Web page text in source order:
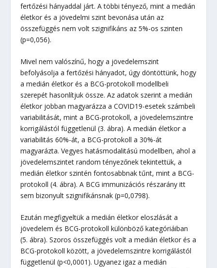
fertőzési hányaddal járt. A többi tényező, mint a medián
életkor és a jövedelmi szint bevonása után az
összefüggés nem volt szignifikáns az 5%-os szinten
(p=0,056).
Mivel nem valószínű, hogy a jövedelemszint
befolyásolja a fertőzési hányadot, úgy döntöttünk, hogy
a medián életkor és a BCG-protokoll modellbeli
szerepét hasonlítjuk össze. Az adatok szerint a medián
életkor jobban magyarázza a COVID19-esetek számbeli
variabilitását, mint a BCG-protokoll, a jövedelemszintre
korrigálástól függetlenül (3. ábra). A medián életkor a
variabilitás 60%-át, a BCG-protokoll a 30%-át
magyarázta. Vegyes hatásmodalitású modellben, ahol a
jövedelemszintet random tényezőnek tekintettük, a
medián életkor szintén fontosabbnak tűnt, mint a BCG-
protokoll (4. ábra). A BCG immunizációs részarány itt
sem bizonyult szignifikánsnak (p=0,0798).
Ezután megfigyeltük a medián életkor eloszlását a
jövedelem és BCG-protokoll különböző kategóriáiban
(5. ábra). Szoros összefüggés volt a medián életkor és a
BCG-protokoll között, a jövedelemszintre korrigálástól
függetlenül (p<0,0001). Ugyanez igaz a medián